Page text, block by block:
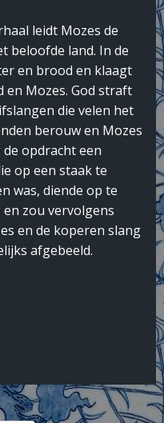
leidt Mozes de
beloofde land. In de
en brood en klaagt
en Mozes. God straft
die velen het
berouw en Mozes
opdracht een
op een staak te
was, diende op te
zou vervolgens
en de koperen slang
afgebeeld.